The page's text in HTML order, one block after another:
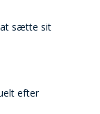
at sætte sit
efter